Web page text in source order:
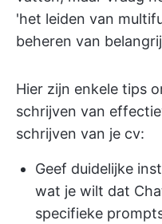
'het leiden van
beheren van
Hier zijn enkele tips
schrijven van
schrijven van je cv:
Geef duidelijke
wat je wilt dat
specifieke